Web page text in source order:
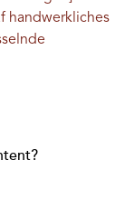
handwerkliches